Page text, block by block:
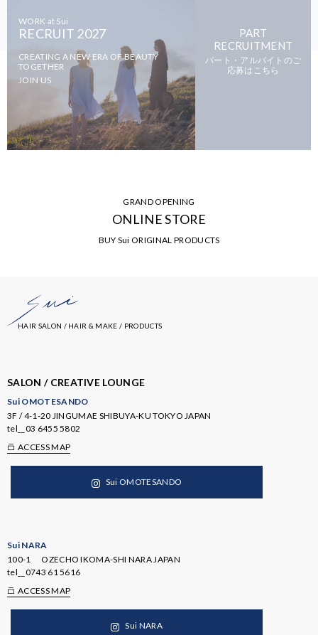
WORK at Sui
RECRUIT 2027
CREATING A NEW ERA OF BEAUTY
TOGETHER
JOIN US
PART
RECRUITMENT
パート・アルバイトのご
応募はこちら
GRAND OPENING
ONLINE STORE
BUY Sui ORIGINAL PRODUCTS
HAIR SALON / HAIR & MAKE / PRODUCTS
SALON / CREATIVE LOUNGE
Sui OMOTESANDO
3F / 4-1-20 JINGUMAE SHIBUYA-KU TOKYO JAPAN
tel__ 03 6455 5802
ACCESS MAP
Sui OMOTESANDO
Sui NARA
100-1 OZECHO IKOMA-SHI NARA JAPAN
tel__ 0743 61 5616
ACCESS MAP
Sui NARA